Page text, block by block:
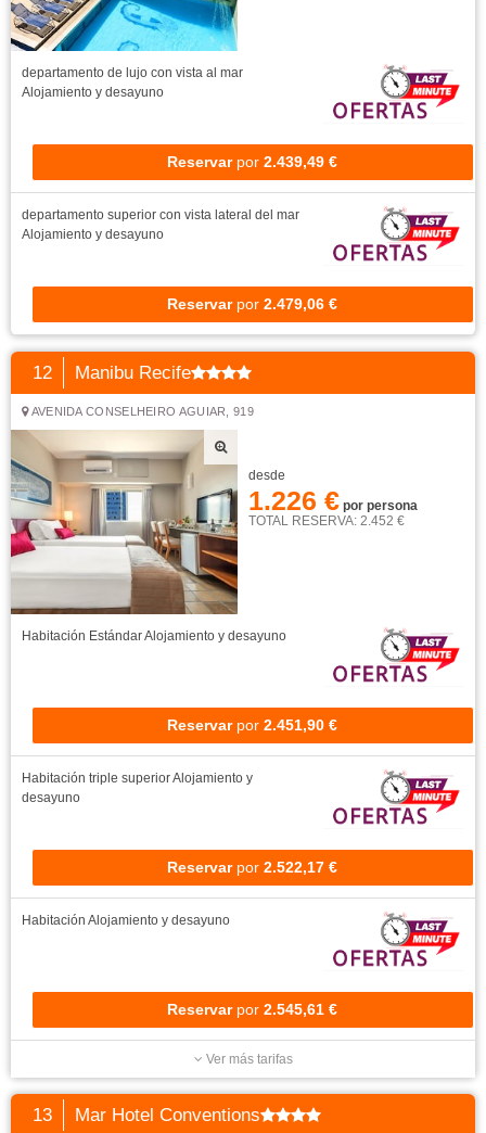
departamento de lujo con vista al mar
Alojamiento y desayuno
Reservar por 2.439,49 €
departamento superior con vista lateral del mar
Alojamiento y desayuno
Reservar por 2.479,06 €
12 Manibu Recife
AVENIDA CONSELHEIRO AGUIAR, 919
desde
1.226 € por persona
TOTAL RESERVA: 2.452 €
Habitación EstándarAlojamiento y desayuno
Reservar por 2.451,90 €
Habitación triple superiorAlojamiento y
desayuno
Reservar por 2.522,17 €
Habitación Alojamiento y desayuno
Reservar por 2.545,61 €
Ver más tarifas
13 Mar Hotel Conventions